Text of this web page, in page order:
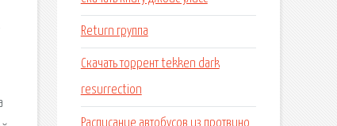
Return группа
Скачать торрент tekken dark
resurrection
Расписание автобусов из протвино